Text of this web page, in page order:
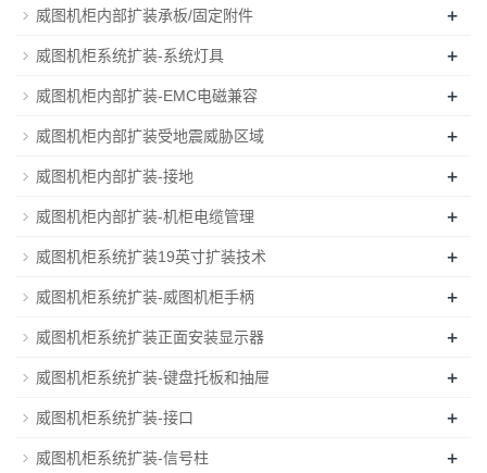
威图机柜内部扩装承板/固定附件 +
威图机柜系统扩装-系统灯具 +
威图机柜内部扩装-EMC电磁兼容 +
威图机柜内部扩装受地震威胁区域 +
威图机柜内部扩装-接地 +
威图机柜内部扩装-机柜电缆管理 +
威图机柜系统扩装19英寸扩装技术 +
威图机柜系统扩装-威图机柜手柄 +
威图机柜系统扩装正面安装显示器 +
威图机柜系统扩装-键盘托板和抽屉 +
威图机柜系统扩装-接口 +
威图机柜系统扩装-信号柱 +